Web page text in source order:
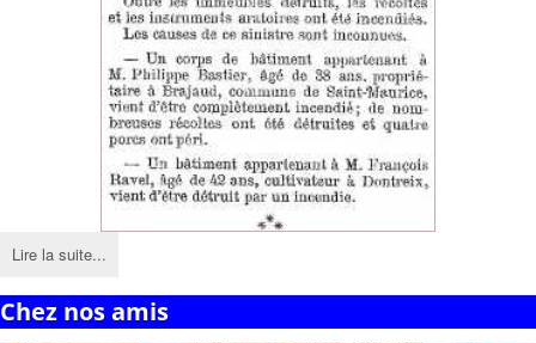
Peintres de Crozantyoutube.
Blaudeix
creusois disparus
Lire la suite...
Chez nos amis